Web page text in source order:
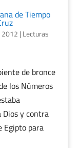
de Tiempo
2012 | Lecturas
de bronce
los Números
y contra
Egipto para